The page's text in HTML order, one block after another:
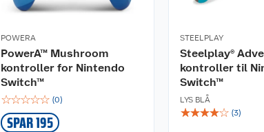
POWERA
PowerA™ Mushroom
kontroller for Nintendo
Switch™
☆☆☆☆☆ (0)
SPAR 195
STEELPLAY
Steelplay®
kontroller til
Switch™
LYS BLÅ
☆☆☆☆☆ (3)